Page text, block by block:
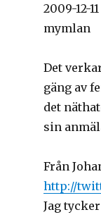
2009-12-
mymlan
Det
gäng av
det
sin
Från
http://
Jag